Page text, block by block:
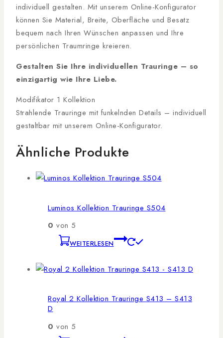
individuell gestalten. Mit unserem Online-Konfigurator
können Sie Material, Breite, Oberfläche und Besatz
bequem nach Ihren Wünschen anpassen und Ihre
persönlichen Traumringe kreieren.
Gestalten Sie Ihre individuellen Trauringe – so
einzigartig wie Ihre Liebe.
Modifikator 1 Kollektion
Strahlende Trauringe mit funkelnden Details – individuell
gestaltbar mit unserem Online-Konfigurator.
Ähnliche Produkte
Luminos Kollektion Trauringe S504
0 von 5
WEITERLESEN
Royal 2 Kollektion Trauringe S413 – S413
D
0 von 5